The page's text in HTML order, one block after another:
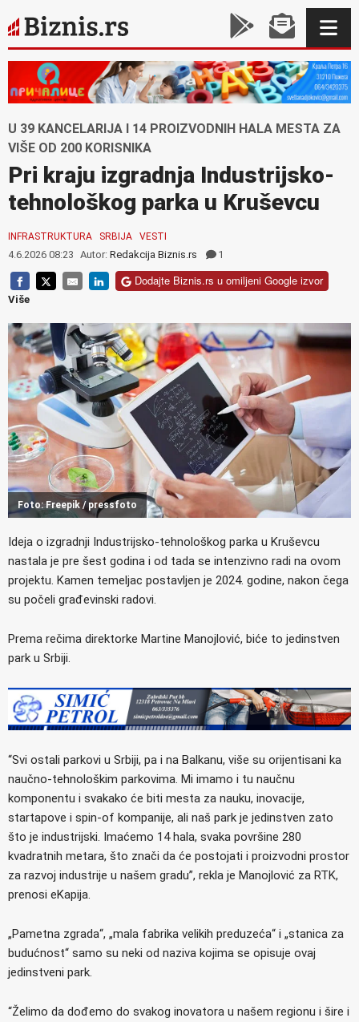
U 39 KANCELARIJA I 14 PROIZVODNIH HALA MESTA ZA
VIŠE OD 200 KORISNIKA
Pri kraju izgradnja Industrijsko-
tehnološkog parka u Kruševcu
INFRASTRUKTURA SRBIJA VESTI
4.6.2026 08:23 Autor: Redakcija Biznis.rs 1
Dodajte Biznis.rs u omiljeni Google izvor
Više
Foto: Freepik / pressfoto
Ideja o izgradnji Industrijsko-tehnološkog parka u Kruševcu
nastala je pre šest godina i od tada se intenzivno radi na ovom
projektu. Kamen temeljac postavljen je 2024. godine, nakon čega
su počeli građevinski radovi.
Prema rečima direktorke Martine Manojlović, biće to jedinstven
park u Srbiji.
“Svi ostali parkovi u Srbiji, pa i na Balkanu, više su orijentisani ka
naučno-tehnološkim parkovima. Mi imamo i tu naučnu
komponentu i svakako će biti mesta za nauku, inovacije,
startapove i spin-of kompanije, ali naš park je jedinstven zato
što je industrijski. Imaćemo 14 hala, svaka površine 280
kvadratnih metara, što znači da će postojati i proizvodni prostor
za razvoj industrije u našem gradu”, rekla je Manojlović za RTK,
prenosi eKapija.
„Pametna zgrada“, „mala fabrika velikih preduzeća“ i „stanica za
budućnost“ samo su neki od naziva kojima se opisuje ovaj
jedinstveni park.
“Želimo da dođemo do svakog inovatora u našem regionu i šire i